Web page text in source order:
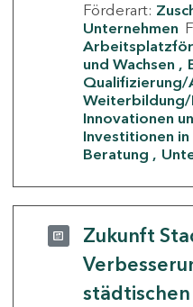
Förderart:
Unternehmen
und Wachsen
Qualifizierung/
Weiterbildung/
Innovationen
Investitionen in
Beratung
Zukunft
städtischen